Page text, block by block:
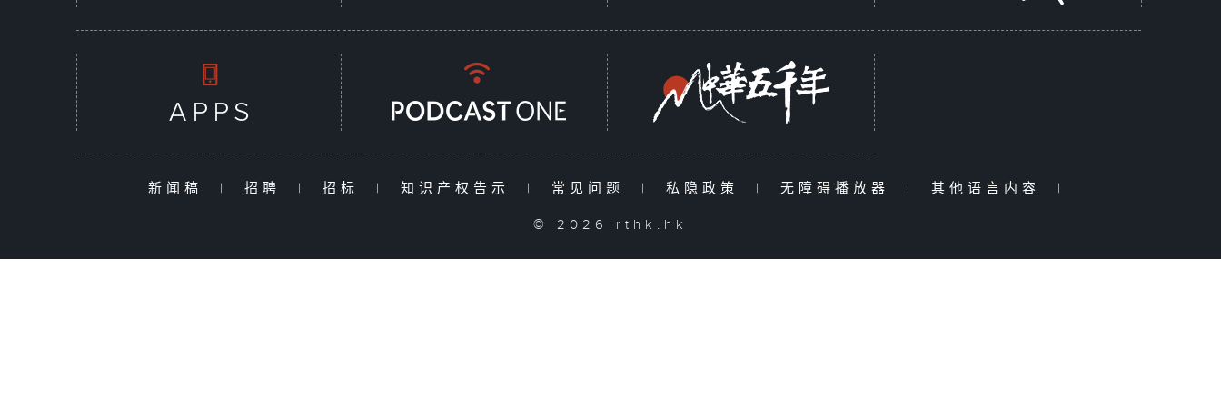
新闻稿 | 招聘 | 招标 | 知识产权告示 | 常见问题 | 私隐政策 | 无障碍播放器 | 其他语言内容 |
© 2026 rthk.hk